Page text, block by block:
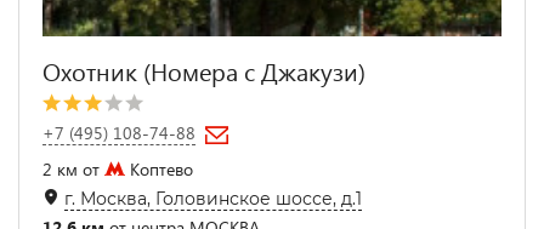
Охотник (Номера с Джакузи)
+7 (495) 108-74-88
2 км от
Коптево
г. Москва, Головинское шоссе, д.1